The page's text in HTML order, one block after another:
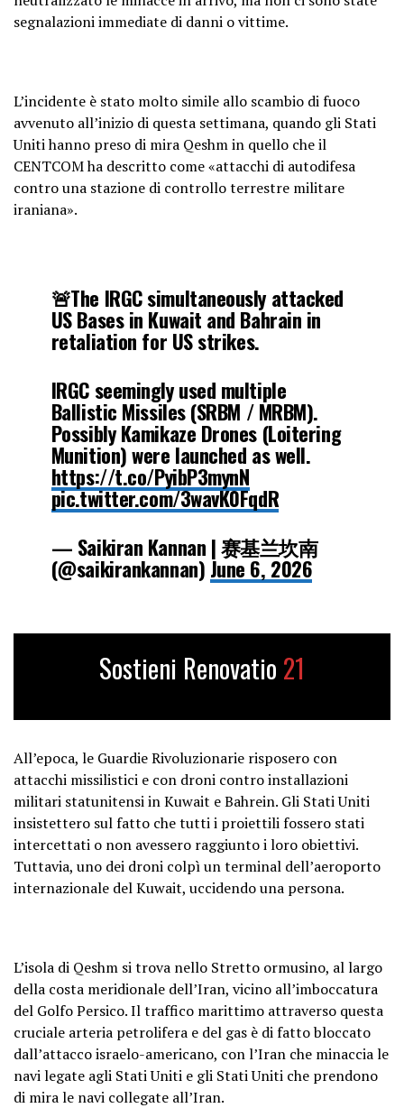
segnalazioni immediate di danni o vittime.
L’incidente è stato molto simile allo scambio di fuoco
avvenuto all’inizio di questa settimana, quando gli Stati
Uniti hanno preso di mira Qeshm in quello che il
CENTCOM ha descritto come «attacchi di autodifesa
contro una stazione di controllo terrestre militare
iraniana».
🚨The IRGC simultaneously attacked
US Bases in Kuwait and Bahrain in
retaliation for US strikes.
IRGC seemingly used multiple
Ballistic Missiles (SRBM / MRBM).
Possibly Kamikaze Drones (Loitering
Munition) were launched as well.
https://t.co/PyibP3mynN
pic.twitter.com/3wavK0FqdR
— Saikiran Kannan | 赛基兰坎南
(@saikirankannan) June 6, 2026
Sostieni Renovatio 21
All’epoca, le Guardie Rivoluzionarie risposero con
attacchi missilistici e con droni contro installazioni
militari statunitensi in Kuwait e Bahrein. Gli Stati Uniti
insistettero sul fatto che tutti i proiettili fossero stati
intercettati o non avessero raggiunto i loro obiettivi.
Tuttavia, uno dei droni colpì un terminal dell’aeroporto
internazionale del Kuwait, uccidendo una persona.
L’isola di Qeshm si trova nello Stretto ormusino, al largo
della costa meridionale dell’Iran, vicino all’imboccatura
del Golfo Persico. Il traffico marittimo attraverso questa
cruciale arteria petrolifera e del gas è di fatto bloccato
dall’attacco israelo-americano, con l’Iran che minaccia le
navi legate agli Stati Uniti e gli Stati Uniti che prendono
di mira le navi collegate all’Iran.